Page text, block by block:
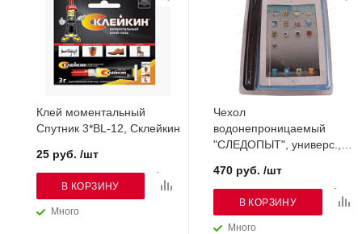
Клей моментальный
Спутник 3*BL-12, Склейкин
Много
25 руб. /шт
В КОРЗИНУ
Чехол
водонепроницаемый
"СЛЕДОПЫТ", универс.,
Много
470 руб. /шт
В КОРЗИНУ